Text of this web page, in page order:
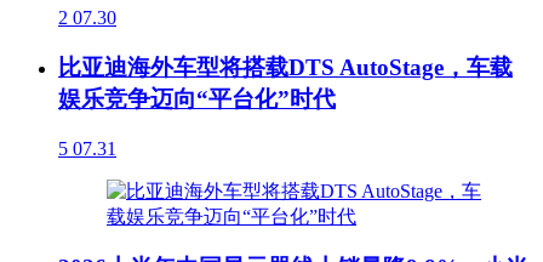
2 07.30
比亚迪海外车型将搭载DTS AutoStage，车载
娱乐竞争迈向“平台化”时代
5 07.31